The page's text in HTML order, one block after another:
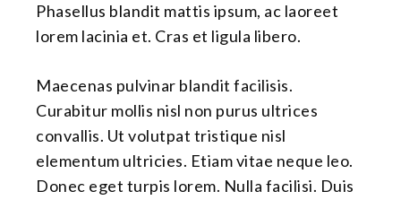
Phasellus blandit mattis ipsum, ac laoreet
lorem lacinia et. Cras et ligula libero.
Maecenas pulvinar blandit facilisis.
Curabitur mollis nisl non purus ultrices
convallis. Ut volutpat tristique nisl
elementum ultricies. Etiam vitae neque leo.
Donec eget turpis lorem. Nulla facilisi. Duis